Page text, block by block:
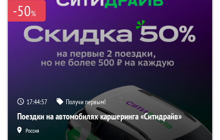
-50%
17:44:56 Получи первым!
Поездки на автомобилях каршеринга «Ситидрайв»
Россия